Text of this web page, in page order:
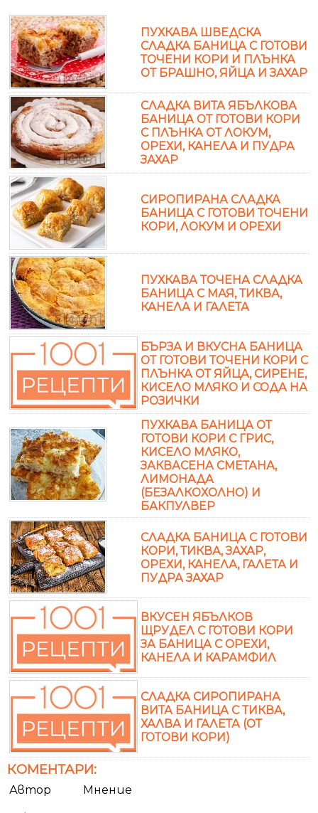
ПУХКАВА ШВЕДСКА
СЛАДКА БАНИЦА С ГОТОВИ
ТОЧЕНИ КОРИ И ПЛЪНКА
ОТ БРАШНО, ЯЙЦА И ЗАХАР
СЛАДКА ВИТА ЯБЪЛКОВА
БАНИЦА ОТ ГОТОВИ КОРИ
С ПЛЪНКА ОТ ЛОКУМ,
ОРЕХИ, КАНЕЛА И ПУДРА
ЗАХАР
СИРОПИРАНА СЛАДКА
БАНИЦА С ГОТОВИ ТОЧЕНИ
КОРИ, ЛОКУМ И ОРЕХИ
ПУХКАВА ТОЧЕНА СЛАДКА
БАНИЦА С МАЯ, ТИКВА,
КАНЕЛА И ГАЛЕТА
БЪРЗА И ВКУСНА БАНИЦА
ОТ ГОТОВИ ТОЧЕНИ КОРИ С
ПЛЪНКА ОТ ЯЙЦА, СИРЕНЕ,
КИСЕЛО МЛЯКО И СОДА НА
РОЗИЧКИ
ПУХКАВА БАНИЦА ОТ
ГОТОВИ КОРИ С ГРИС,
КИСЕЛО МЛЯКО,
ЗАКВАСЕНА СМЕТАНА,
ЛИМОНАДА
(БЕЗАЛКОХОЛНО) И
БАКПУЛВЕР
СЛАДКА БАНИЦА С ГОТОВИ
КОРИ, ТИКВА, ЗАХАР,
ОРЕХИ, КАНЕЛА, ГАЛЕТА И
ПУДРА ЗАХАР
ВКУСЕН ЯБЪЛКОВ
ЩРУДЕЛ С ГОТОВИ КОРИ
ЗА БАНИЦА С ОРЕХИ,
КАНЕЛА И КАРАМФИЛ
СЛАДКА СИРОПИРАНА
ВИТА БАНИЦА С ТИКВА,
ХАЛВА И ГАЛЕТА (ОТ
ГОТОВИ КОРИ)
КОМЕНТАРИ:
Автор Мнение